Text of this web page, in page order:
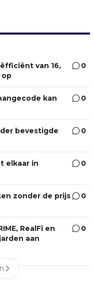
van 16,
op
0
kan
0
bevestigde
0
elkaar in
0
zonder de prijs
0
RealFi en
aan
0